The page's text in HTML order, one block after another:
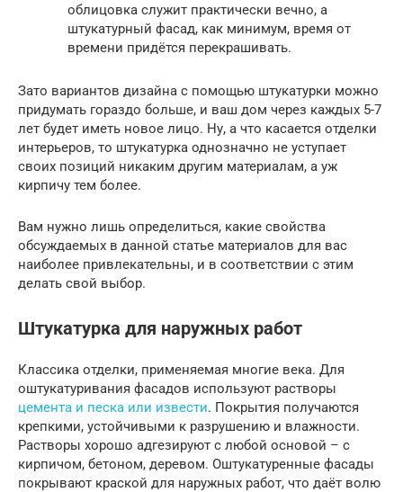
облицовка служит практически вечно, а
штукатурный фасад, как минимум, время от
времени придётся перекрашивать.
Зато вариантов дизайна с помощью штукатурки можно
придумать гораздо больше, и ваш дом через каждых 5-7
лет будет иметь новое лицо. Ну, а что касается отделки
интерьеров, то штукатурка однозначно не уступает
своих позиций никаким другим материалам, а уж
кирпичу тем более.
Вам нужно лишь определиться, какие свойства
обсуждаемых в данной статье материалов для вас
наиболее привлекательны, и в соответствии с этим
делать свой выбор.
Штукатурка для наружных работ
Классика отделки, применяемая многие века. Для
оштукатуривания фасадов используют растворы
цемента и песка или извести. Покрытия получаются
крепкими, устойчивыми к разрушению и влажности.
Растворы хорошо адгезируют с любой основой – с
кирпичом, бетоном, деревом. Оштукатуренные фасады
покрывают краской для наружных работ, что даёт волю